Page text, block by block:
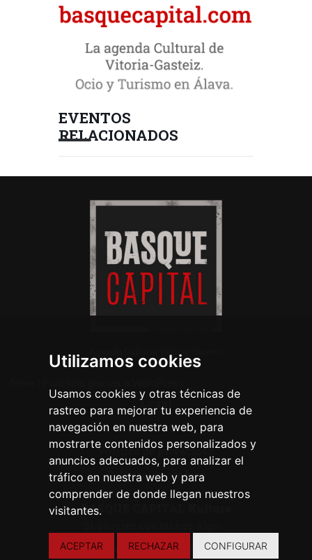
Utilizamos cookies
Usamos cookies y otras técnicas de
rastreo para mejorar tu experiencia de
navegación en nuestra web, para
mostrarte contenidos personalizados y
anuncios adecuados, para analizar el
tráfico en nuestra web y para
comprender de donde llegan nuestros
visitantes.
ACEPTAR RECHAZAR CONFIGURAR
EVENTOS
RELACIONADOS
Legal
Aviso legal
Política de privacidad
Política de cookies
BASQUE CAPITAL Kultura
CONTACTA CON NOSOTROS